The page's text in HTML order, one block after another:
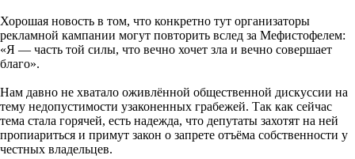
Хорошая новость в том, что конкретно тут организаторы
рекламной кампании могут повторить вслед за Мефистофелем:
«Я — часть той силы, что вечно хочет зла и вечно совершает
благо».
Нам давно не хватало оживлённой общественной дискуссии на
тему недопустимости узаконенных грабежей. Так как сейчас
тема стала горячей, есть надежда, что депутаты захотят на ней
пропиариться и примут закон о запрете отъёма собственности у
честных владельцев.